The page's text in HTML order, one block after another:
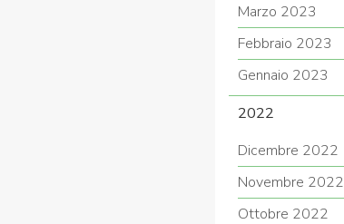
Marzo 2023
Febbraio 2023
Gennaio 2023
2022
Dicembre 2022
Novembre 2022
Ottobre 2022